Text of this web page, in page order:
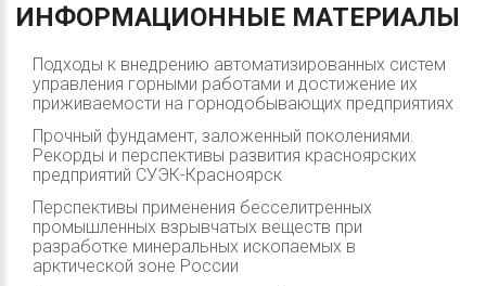
ИНФОРМАЦИОННЫЕ МАТЕРИАЛЫ
Подходы к внедрению автоматизированных систем
управления горными работами и достижение их
приживаемости на горнодобывающих предприятиях
Прочный фундамент, заложенный поколениями.
Рекорды и перспективы развития красноярских
предприятий СУЭК-Красноярск
Перспективы применения бесселитренных
промышленных взрывчатых веществ при
разработке минеральных ископаемых в
арктической зоне России